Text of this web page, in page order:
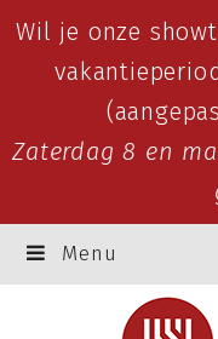
Wil je onze
Zaterdag 8 en
Menu